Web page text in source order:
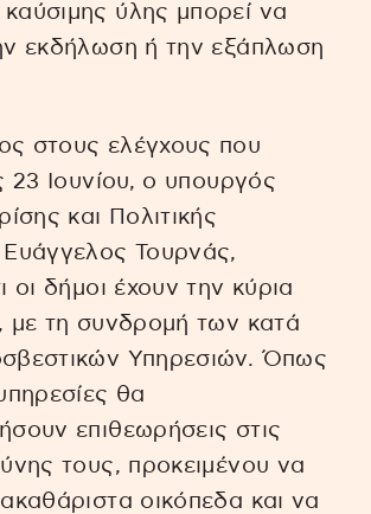
ύλης μπορεί να
εκδήλωση ή την εξάπλωση
στους ελέγχους που
23 Ιουνίου, ο υπουργός
και Πολιτικής
Τουρνάς,
οι δήμοι έχουν την κύρια
με τη συνδρομή των κατά
Υπηρεσιών. Όπως
θα
επιθεωρήσεις στις
τους, προκειμένου να
οικόπεδα και να